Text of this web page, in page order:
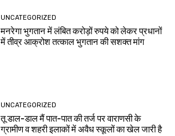
UNCATEGORIZED
मनरेगा भुगतान में लंबित करोड़ों रुपये को लेकर प्रधानों
में तीव्र आक्रोश तत्काल भुगतान की सशक्त मांग
UNCATEGORIZED
तू डाल-डाल मैं पात-पात की तर्ज पर वाराणसी के
ग्रामीण व शहरी इलाकों में अवैध स्कूलों का खेल जारी है